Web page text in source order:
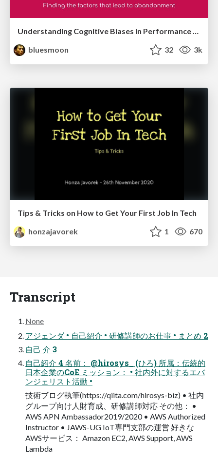
Understanding Cognitive Biases in Performance Measurement
bluesmoon
32 3k
Tips & Tricks on How to Get Your First Job In Tech
honzajavorek
1 670
Transcript
None
アジェンダ • 自己紹介 • 研修講師のお仕事 • まとめ 2
自己 介 3
自己紹介 4 名前： @hirosys_ (ひろ) 所属：伝統的
日本企業のCoE ミッション： • 社内外に対するエバ
ンジェリスト活動 •
技術ブログ執筆(https://qiita.com/hirosys-biz) • 社内
グループ向け人財育成、研修講師対応 その他： •
AWS APN Ambassador2019/2020 • AWS Authorized
Instructor • JAWS-UG IoT専門支部の運営 好きな
AWSサービス： Amazon EC2, AWS Support, AWS
Lambda